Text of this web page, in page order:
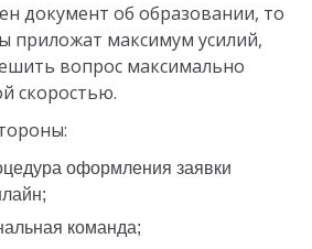
документ об образовании, то
приложат максимум усилий,
вопрос максимально
скоростью.
команда;